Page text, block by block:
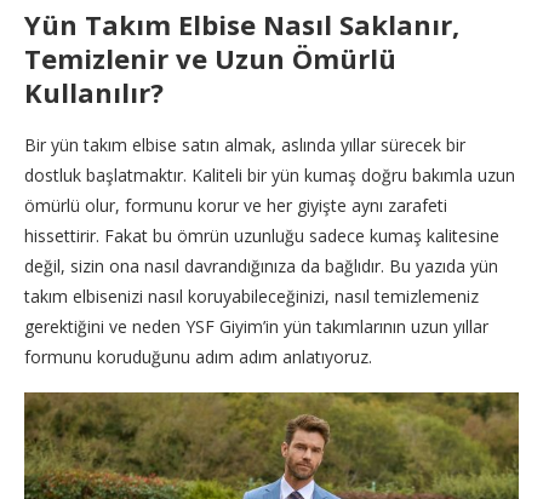
Yün Takım Elbise Nasıl Saklanır,
Temizlenir ve Uzun Ömürlü
Kullanılır?
Bir yün takım elbise satın almak, aslında yıllar sürecek bir
dostluk başlatmaktır. Kaliteli bir yün kumaş doğru bakımla uzun
ömürlü olur, formunu korur ve her giyişte aynı zarafeti
hissettirir. Fakat bu ömrün uzunluğu sadece kumaş kalitesine
değil, sizin ona nasıl davrandığınıza da bağlıdır. Bu yazıda yün
takım elbisenizi nasıl koruyabileceğinizi, nasıl temizlemeniz
gerektiğini ve neden YSF Giyim’in yün takımlarının uzun yıllar
formunu koruduğunu adım adım anlatıyoruz.